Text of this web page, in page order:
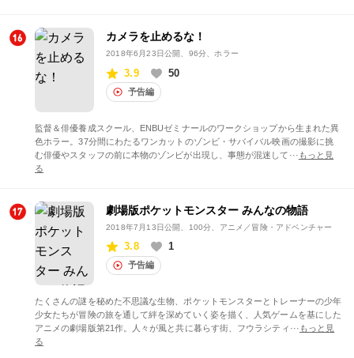
カメラを止めるな！
2018年6月23日公開 、96分、ホラー
3.9 50
予告編
監督＆俳優養成スクール、ENBUゼミナールのワークショップから生まれた異
色ホラー。37分間にわたるワンカットのゾンビ・サバイバル映画の撮影に挑
む俳優やスタッフの前に本物のゾンビが出現し、事態が混迷して··· もっと見
る
劇場版ポケットモンスター みんなの物語
2018年7月13日公開 、100分、アニメ／冒険・アドベンチャー
3.8 1
予告編
たくさんの謎を秘めた不思議な生物、ポケットモンスターとトレーナーの少年
少女たちが冒険の旅を通して絆を深めていく姿を描く、人気ゲームを基にした
アニメの劇場版第21作。人々が風と共に暮らす街、フウラシティ··· もっと見
る